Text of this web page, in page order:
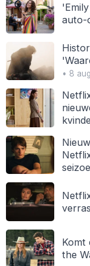
auto-
• 8 aug
Komt
the